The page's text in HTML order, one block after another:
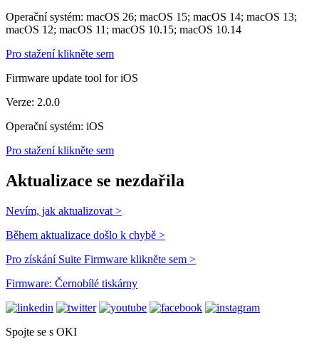
Operační systém: macOS 26; macOS 15; macOS 14; macOS 13;
macOS 12; macOS 11; macOS 10.15; macOS 10.14
Pro stažení klikněte sem
Firmware update tool for iOS
Verze: 2.0.0
Operační systém: iOS
Pro stažení klikněte sem
Aktualizace se nezdařila
Nevím, jak aktualizovat >
Během aktualizace došlo k chybě >
Pro získání Suite Firmware klikněte sem >
Firmware: Černobílé tiskárny
Spojte se s OKI